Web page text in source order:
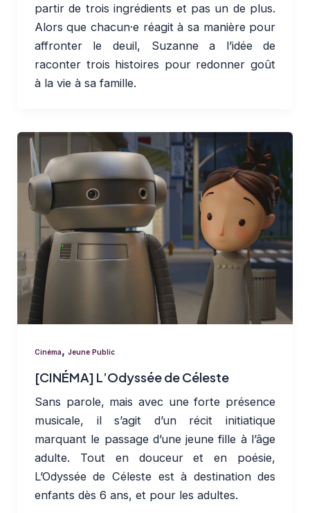
partir de trois ingrédients et pas un de plus.
Alors que chacun·e réagit à sa manière pour
affronter le deuil, Suzanne a l’idée de
raconter trois histoires pour redonner goût
à la vie à sa famille.
Cinéma, Jeune Public
[CINÉMA] L’Odyssée de Céleste
Sans parole, mais avec une forte présence
musicale, il s’agit d’un récit initiatique
marquant le passage d’une jeune fille à l’âge
adulte. Tout en douceur et en poésie,
L’Odyssée de Céleste est à destination des
enfants dès 6 ans, et pour les adultes.